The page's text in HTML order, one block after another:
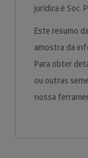
jurídica é Soc.
Este resumo
amostra da
Para obter
ou outras
nossa